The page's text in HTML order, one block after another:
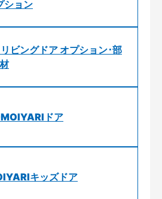
ション
ビングドア オプション･部
ドア
キッズドア